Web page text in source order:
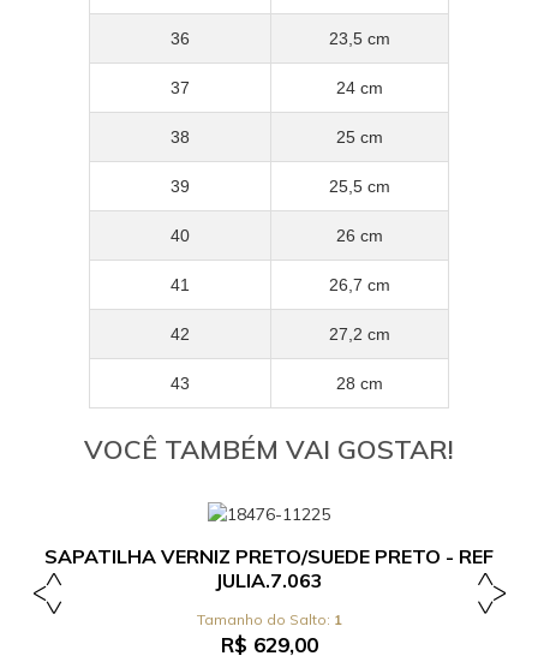
36 23,5 cm
37 24 cm
38 25 cm
39 25,5 cm
40 26 cm
41 26,7 cm
42 27,2 cm
43 28 cm
VOCÊ TAMBÉM VAI GOSTAR!
SAPATILHA VERNIZ PRETO/SUEDE PRETO - REF
JULIA.7.063
1
R$ 629,00